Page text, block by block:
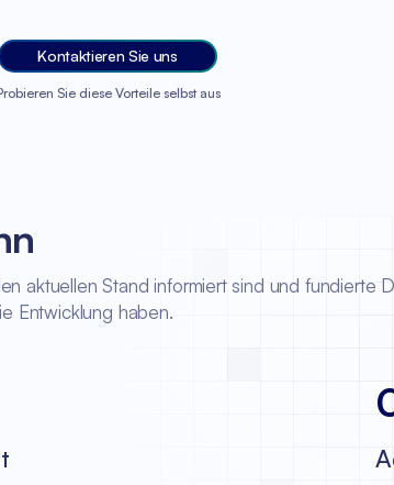
Kontaktieren Sie uns
Sie diese Vorteile selbst aus
aktuellen Stand informiert sind und fundierte
Entwicklung haben.